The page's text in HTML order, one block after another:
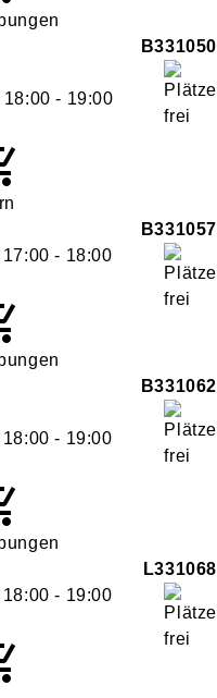
B331050
18:00 - 19:00
B331057
17:00 - 18:00
B331062
18:00 - 19:00
L331068
18:00 - 19:00